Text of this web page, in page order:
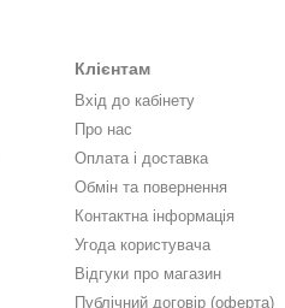
Клієнтам
Вхід до кабінету
Про нас
Оплата і доставка
Обмін та повернення
Контактна інформація
Угода користувача
Відгуки про магазин
Публічний договір (оферта)